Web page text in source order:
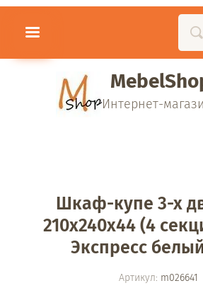
Интернет-
Шкаф-купе 3-х
210х240х44 (4
Экспресс
Артикул: m026641